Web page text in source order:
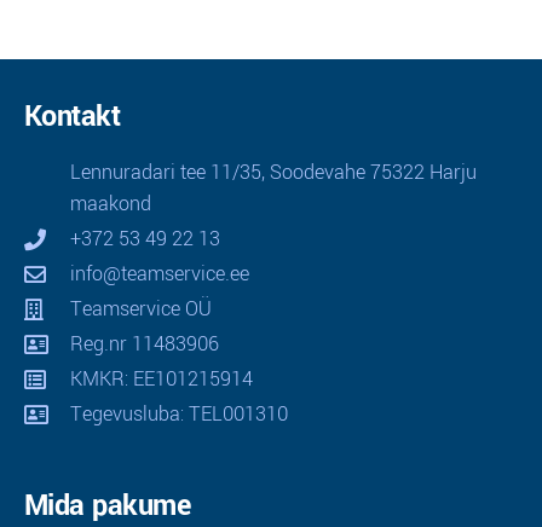
Kontakt
Lennuradari tee 11/35, Soodevahe 75322 Harju
maakond
+372 53 49 22 13
info@teamservice.ee
Teamservice OÜ
Reg.nr 11483906
KMKR: EE101215914
Tegevusluba: TEL001310
Mida pakume